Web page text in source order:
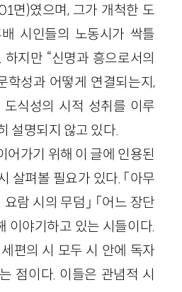
면)였으며, 그가 개척한 도
시인들의 노동시가 싹틀
지만 “신명과 흥으로서의
학성과 어떻게 연결되는지,
식성의 시적 성취를 이루
설명되지 않고 있다.
어가기 위해 이 글에 인용된
살펴볼 필요가 있다. 「아무
요람 시의 무덤」 「어느 장단
이야기하고 있는 시들이다.
편의 시 모두 시 안에 독자
점이다. 이들은 관념적 시